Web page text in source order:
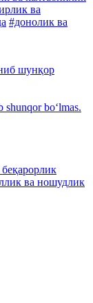
ва
#донолик ва
шунқор
shunqor bo‘lmas.
ва ношудлик